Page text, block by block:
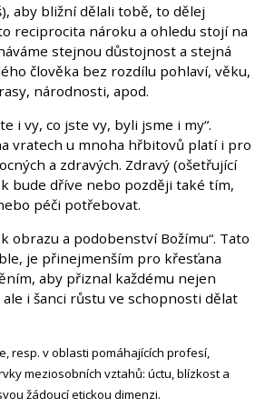
aby bližní dělali tobě, to dělej
reciprocita nároku a ohledu stojí na
stejnou důstojnost a stejná
člověka bez rozdílu pohlaví, věku,
národnosti, apod.
i vy, co jste vy, byli jsme i my“.
vratech u mnoha hřbitovů platí i pro
a zdravých. Zdravý (ošetřující
bude dříve nebo později také tím,
péči potřebovat.
obrazu a podobenství Božímu“. Tato
je přinejmenším pro křesťana
aby přiznal každému nejen
i šanci růstu ve schopnosti dělat
resp. v oblasti pomáhajících profesí,
meziosobních vztahů: úctu, blízkost a
žádoucí etickou dimenzi.